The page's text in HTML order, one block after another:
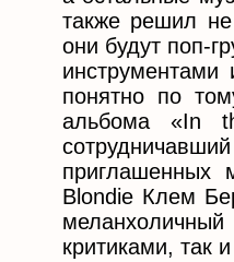
также решил не
они будут поп-
понятно по
альбома «In
приглашенных
Blondie Клем
критиками, так